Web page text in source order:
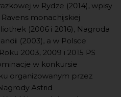
w Rydze (2014), wpisy
monachijskiej
(2006 i 2016), Nagroda
(2003), a w Polsce
2003, 2009 i 2015 PS
w konkursie
organizowanym przez
Astrid